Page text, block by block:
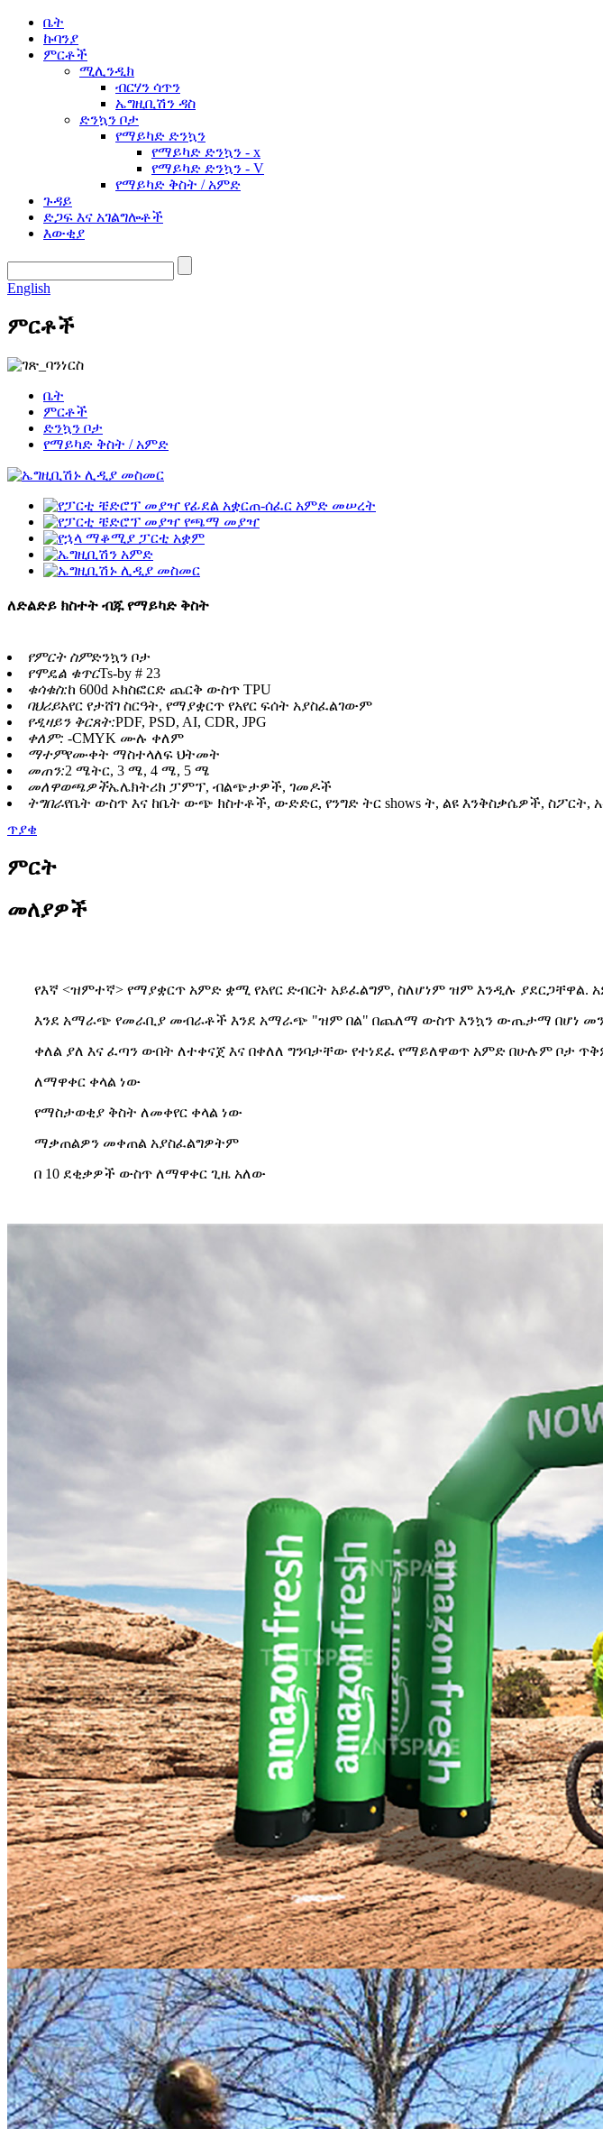
ቤት
ኩባንያ
ምርቶች
ሚሊንዲክ
ብርሃን ሳጥን
ኤግዚቢሽን ዳስ
ድንኳን ቦታ
የማይካድ ድንኳን
የማይካድ ድንኳን - x
የማይካድ ድንኳን - V
የማይካድ ቅስት / አምድ
ጉዳይ
ድጋፍ እና አገልግሎቶች
እውቂያ
English
ምርቶች
ቤት
ምርቶች
ድንኳን ቦታ
የማይካድ ቅስት / አምድ
ለድልድይ ክስተት ብጁ የማይካድ ቅስት
የምርት ስምድንኳን ቦታ
የሞዴል ቁጥርTs-by # 23
ቁሳቁስ:ከ 600d ኦክስፎርድ ጨርቅ ውስጥ TPU
ባህሪይአየር የታሸገ ስርዓት, የማያቋርጥ የአየር ፍሰት አያስፈልገውም
የዲዛይን ቅርጸት:PDF, PSD, AI, CDR, JPG
ቀለም: -CMYK ሙሉ ቀለም
ማተምየሙቀት ማስተላለፍ ህትመት
መጠን:2 ሜትር, 3 ሜ, 4 ሜ, 5 ሜ
መለዋወጫዎችኤሌክትሪክ ፓምፕ, ብልጭታዎች, ገመዶች
ትግበራየቤት ውስጥ እና ከቤት ውጭ ክስተቶች, ውድድር, የንግድ ትር shows ት, ልዩ እንቅስቃሴዎች,
ጥያቄ
ምርት
መለያዎች
የእኛ <ዝምተኛ> የማያቋርጥ አምድ ቋሚ የአየር ድብርት አይፈልግም, ስለሆነም ዝም እንዲሉ
እንደ አማራጭ የመራቢያ መብራቶች እንደ አማራጭ "ዝም በል" በጨለማ ውስጥ እንኳን ውጤታማ በሆነ
ቀለል ያለ እና ፈጣን ውበት ለተቀናጀ እና በቀለለ ግንባታቸው የተነደፈ የማይለዋወጥ አምድ በሁሉም ቦታ
ለማዋቀር ቀላል ነው
የማስታወቂያ ቅስት ለመቀየር ቀላል ነው
ማቃጠልዎን መቀጠል አያስፈልግዎትም
በ 10 ደቂቃዎች ውስጥ ለማዋቀር ጊዜ አለው